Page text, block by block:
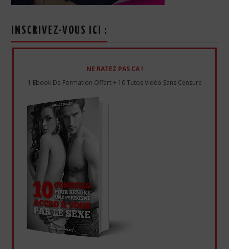
INSCRIVEZ-VOUS ICI :
NE RATEZ PAS CA !
1 Ebook De Formation Offert + 10 Tutos Vidéo Sans Censure